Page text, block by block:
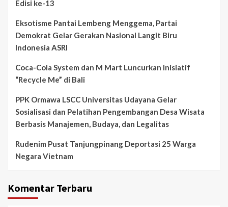
Edisi ke-13
Eksotisme Pantai Lembeng Menggema, Partai
Demokrat Gelar Gerakan Nasional Langit Biru
Indonesia ASRI
Coca-Cola System dan M Mart Luncurkan Inisiatif
“Recycle Me” di Bali
PPK Ormawa LSCC Universitas Udayana Gelar
Sosialisasi dan Pelatihan Pengembangan Desa Wisata
Berbasis Manajemen, Budaya, dan Legalitas
Rudenim Pusat Tanjungpinang Deportasi 25 Warga
Negara Vietnam
Komentar Terbaru